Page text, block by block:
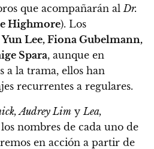
que acompañarán al Dr.
Highmore). Los
Lee, Fiona Gubelmann,
Spara, aunque en
a la trama, ellos han
recurrentes a regulares.
Audrey Lim y Lea,
nombres de cada uno de
en acción a partir de